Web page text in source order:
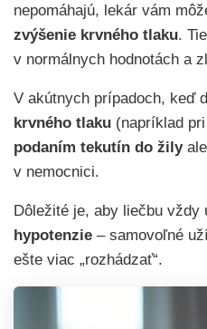
nepomáhajú, lekár vám
zvýšenie krvného tlaku.
v normálnych hodnotách a
V akútnych prípadoch, keď
krvného tlaku (napríklad
podaním tekutín do žily
v nemocnici.
Dôležité je, aby liečbu vždy
hypotenzie – samovoľné
ešte viac „rozhádzať“.